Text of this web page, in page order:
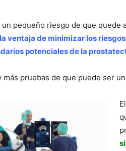
pequeño riesgo de que quede
ventaja de minimizar los
potenciales de la
más pruebas de que puede ser